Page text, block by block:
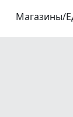
Магазины/